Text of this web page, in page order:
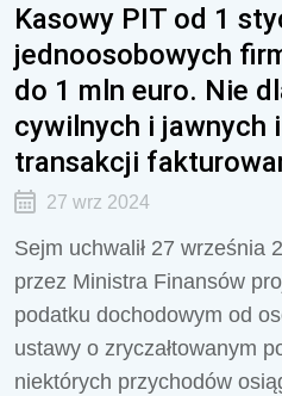
Kasowy PIT od 1
jednoosobowych
do 1 mln euro. Nie
cywilnych i jawnych
transakcji
27 wrz 2024
Sejm uchwalił 27 września
przez Ministra Finansów
podatku dochodowym od
ustawy o zryczałtowanym
niektórych przychodów